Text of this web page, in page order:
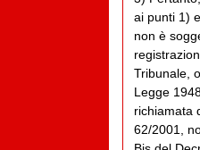
ai punti 1)
non è
Tribunale,
Legge
richiamata
62/2001,